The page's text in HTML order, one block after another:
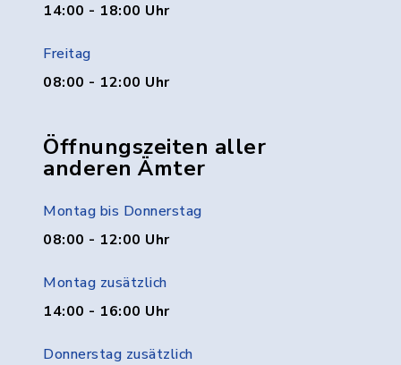
14:00 - 18:00 Uhr
Freitag
08:00 - 12:00 Uhr
Öffnungszeiten aller
anderen Ämter
Montag bis Donnerstag
08:00 - 12:00 Uhr
Montag zusätzlich
14:00 - 16:00 Uhr
Donnerstag zusätzlich